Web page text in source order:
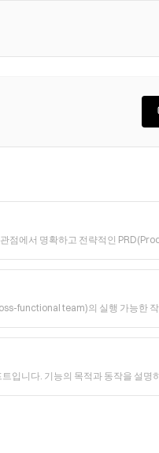
점에서 명확하고 전략적인
functional team)의 실행 가능한
입니다. 기능의 목적과 동작을 설명